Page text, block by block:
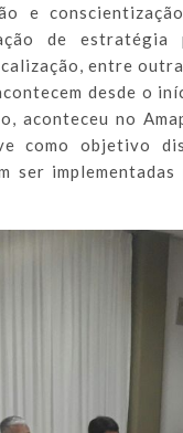
e
de estratégia
entre
desde o
aconteceu no
como objetivo
ser